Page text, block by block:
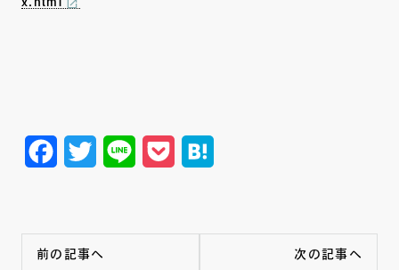
Facebook
TwitterLine Pocket
前の記事へ 次の記事へ